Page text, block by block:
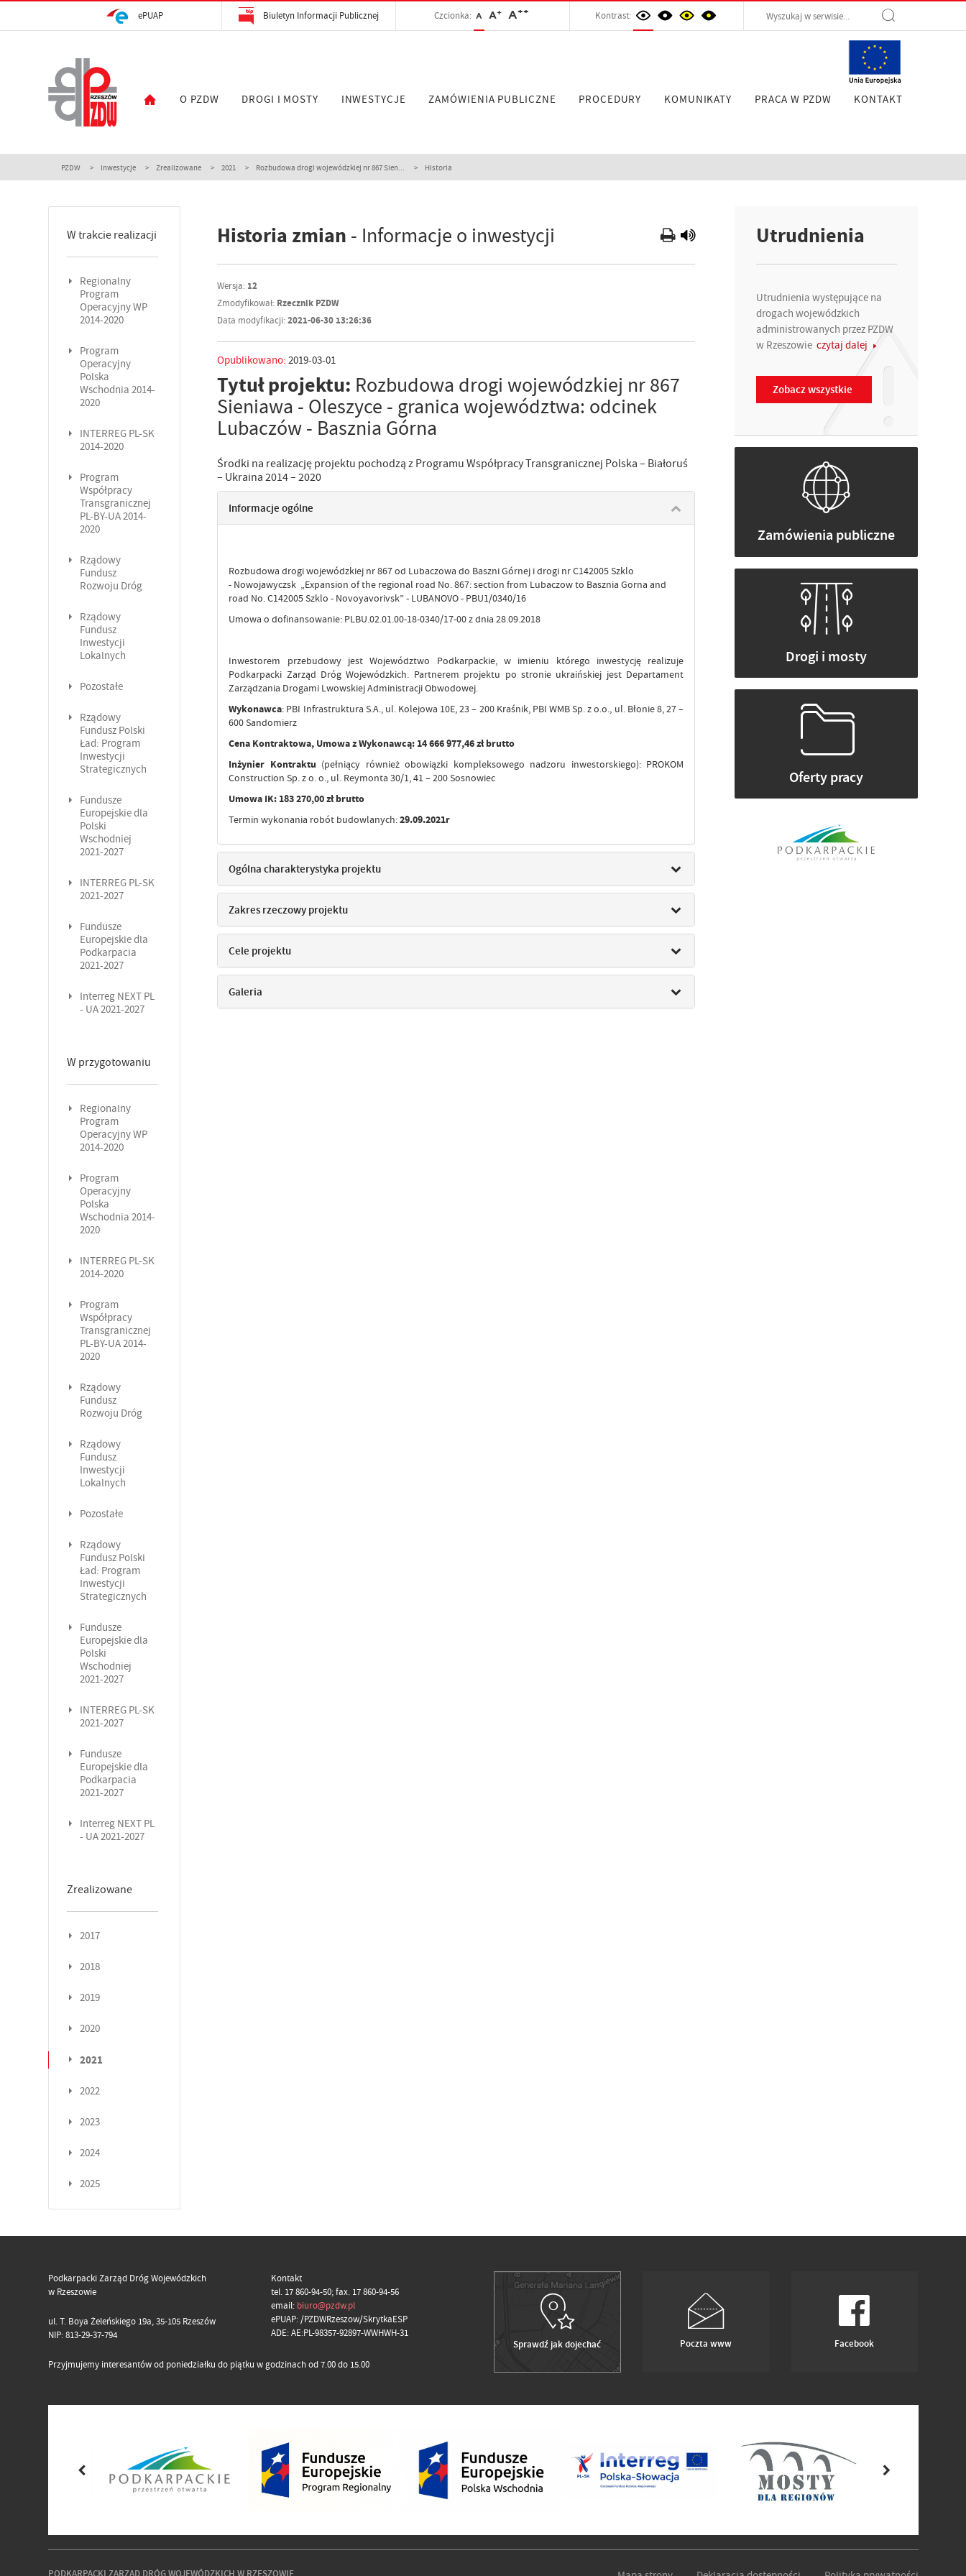
ePUAP Biuletyn Informacji Publicznej Czcionka: A A+ A++ Kontrast:
O PZDW DROGI I MOSTY INWESTYCJE ZAMÓWIENIA PUBLICZNE PROCEDURY KOMUNIKATY PRACA W PZDW KONTAKT
PZDW Inwestycje Zrealizowane 2021 Rozbudowa drogi wojewódzkiej nr 867 Sien... Historia
W trakcie realizacji
Regionalny
Program
Operacyjny WP
2014-2020
Program
Operacyjny
Polska
Wschodnia 2014-
2020
INTERREG PL-SK
2014-2020
Program
Współpracy
Transgranicznej
PL-BY-UA 2014-
2020
Rządowy
Fundusz
Rozwoju Dróg
Rządowy
Fundusz
Inwestycji
Lokalnych
Pozostałe
Rządowy
Fundusz Polski
Ład: Program
Inwestycji
Strategicznych
Fundusze
Europejskie dla
Polski
Wschodniej
2021-2027
INTERREG PL-SK
2021-2027
Fundusze
Europejskie dla
Podkarpacia
2021-2027
Interreg NEXT PL
- UA 2021-2027
W przygotowaniu
Regionalny
Program
Operacyjny WP
2014-2020
Program
Operacyjny
Polska
Wschodnia 2014-
2020
INTERREG PL-SK
2014-2020
Program
Współpracy
Transgranicznej
PL-BY-UA 2014-
2020
Rządowy
Fundusz
Rozwoju Dróg
Rządowy
Fundusz
Inwestycji
Lokalnych
Pozostałe
Rządowy
Fundusz Polski
Ład: Program
Inwestycji
Strategicznych
Fundusze
Europejskie dla
Polski
Wschodniej
2021-2027
INTERREG PL-SK
2021-2027
Fundusze
Europejskie dla
Podkarpacia
2021-2027
Interreg NEXT PL
- UA 2021-2027
Zrealizowane
2017
2018
2019
2020
2021
2022
2023
2024
2025
Historia zmian - Informacje o inwestycji
Wersja: 12
Zmodyfikował: Rzecznik PZDW
Data modyfikacji:2021-06-30 13:26:36
Opublikowano: 2019-03-01
Tytuł projektu: Rozbudowa drogi wojewódzkiej nr 867
Sieniawa - Oleszyce - granica województwa: odcinek
Lubaczów - Basznia Górna
Środki na realizację projektu pochodzą z Programu Współpracy Transgranicznej Polska – Białoruś
– Ukraina 2014 – 2020
Informacje ogólne
Rozbudowa drogi wojewódzkiej nr 867 od Lubaczowa do Baszni Górnej i drogi nr C142005 Szklo
- Nowojawyczsk „Expansion of the regional road No. 867: section from Lubaczow to Basznia Gorna and
road No. C142005 Szklo - Novoyavorivsk” - LUBANOVO - PBU1/0340/16
Umowa o dofinansowanie: PLBU.02.01.00-18-0340/17-00 z dnia 28.09.2018
Inwestorem przebudowy jest Województwo Podkarpackie, w imieniu którego inwestycję realizuje
Podkarpacki Zarząd Dróg Wojewódzkich. Partnerem projektu po stronie ukraińskiej jest Departament
Zarządzania Drogami Lwowskiej Administracji Obwodowej.
Wykonawca: PBI Infrastruktura S.A., ul. Kolejowa 10E, 23 – 200 Kraśnik, PBI WMB Sp. z o.o., ul. Błonie 8, 27 –
600 Sandomierz
Cena Kontraktowa, Umowa z Wykonawcą: 14 666 977,46 zł brutto
Inżynier Kontraktu (pełniący również obowiązki kompleksowego nadzoru inwestorskiego): PROKOM
Construction Sp. z o. o., ul. Reymonta 30/1, 41 – 200 Sosnowiec
Umowa IK: 183 270,00 zł brutto
Termin wykonania robót budowlanych:29.09.2021r
Ogólna charakterystyka projektu
Zakres rzeczowy projektu
Cele projektu
Galeria
Utrudnienia
Utrudnienia występujące na
drogach wojewódzkich
administrowanych przez PZDW
w Rzeszowie czytaj dalej
Zobacz wszystkie
Zamówienia publiczne
Drogi i mosty
Oferty pracy
Podkarpacki Zarząd Dróg Wojewódzkich
w Rzeszowie
ul. T. Boya Żeleńskiego 19a, 35-105 Rzeszów
NIP: 813-29-37-794
Kontakt
tel. 17 860-94-50; fax. 17 860-94-56
email: biuro@pzdw.pl
ePUAP: /PZDWRzeszow/SkrytkaESP
ADE: AE:PL-98357-92897-WWHWH-31
Przyjmujemy interesantów od poniedziałku do piątku w godzinach od 7.00 do 15.00
Sprawdź jak dojechać Poczta www Facebook